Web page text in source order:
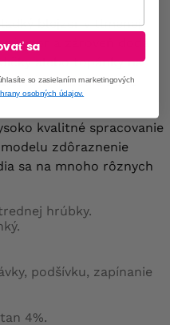
blejzer v tlmenej
vzor a zároveň dodá
alebo topánky na
listová kabelkabudú
kvalitné spracovanie
zdôraznenie
sa na mnoho rôznych
hrúbky.
podšívku, zapínanie
4%.
sa
so zasielaním marketingových
osobných údajov.